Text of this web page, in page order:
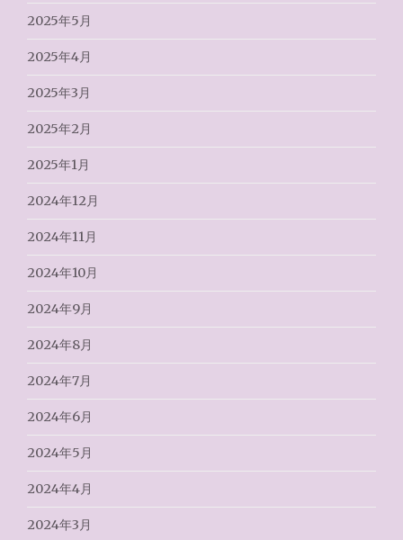
2025年5月
2025年4月
2025年3月
2025年2月
2025年1月
2024年12月
2024年11月
2024年10月
2024年9月
2024年8月
2024年7月
2024年6月
2024年5月
2024年4月
2024年3月